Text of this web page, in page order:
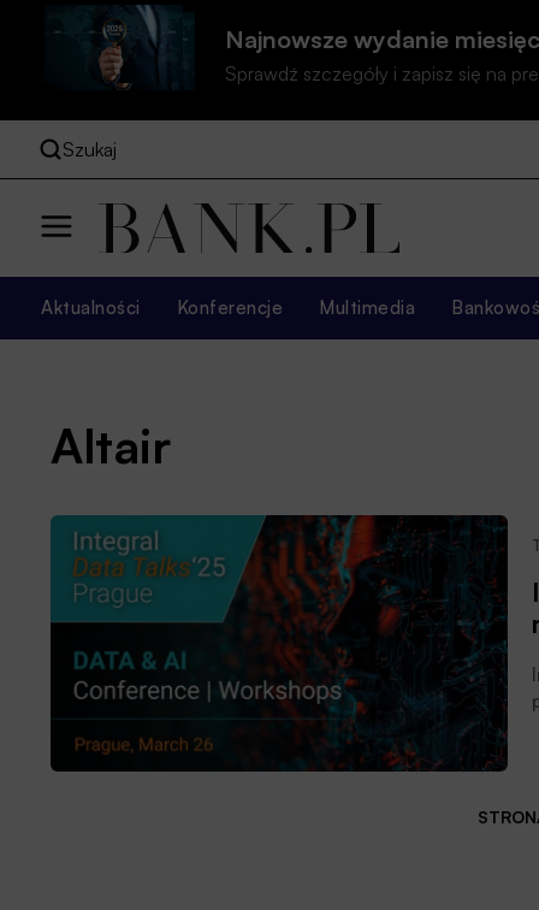
Najnowsze wydanie
Sprawdź szczegóły i zapisz się na
Szukaj
Aktualności Konferencje Multimedia
Altair